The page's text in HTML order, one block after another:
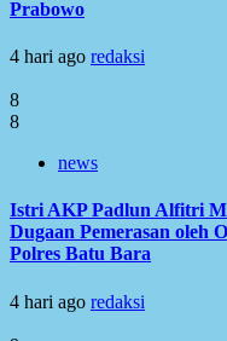
Prabowo
4 hari ago redaksi
8
8
news
Istri AKP Padlun Alfitri
Dugaan Pemerasan oleh
Polres Batu Bara
4 hari ago redaksi